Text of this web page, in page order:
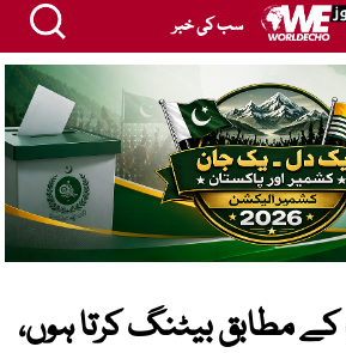
سب کی خبر
مطابق بیٹنگ کرتا ہوں،